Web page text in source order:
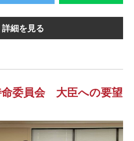
詳細を見る
委員会 大臣への要望